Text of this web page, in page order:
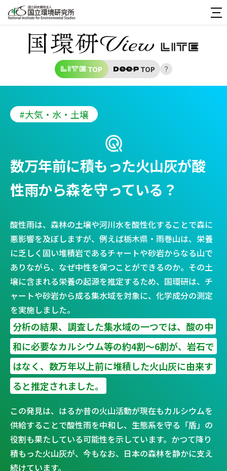
TOP TOP
#大気・水・土壌
数万年前に積もった火山灰が酸
性雨から森を守っている？
酸性雨は、森林の土壌や河川水を酸性化することで森に
悪影響を及ぼしますが、例えば栃木県・雨巻山は、栄養
に乏しく固い堆積岩であるチャートや砂岩からなる山で
ありながら、なぜ中性を保つことができるのか。その土
壌に含まれる栄養の起源を推定するため、国環研は、チ
ャートや砂岩から成る集水域を対象に、化学成分の測定
を実施しました。
分析の結果、調査した集水域の一つでは、酸の中
和に必要なカルシウム等の約4割〜6割が、岩石で
はなく、数万年以上前に堆積した火山灰に由来す
ると推定されました。
この発見は、はるか昔の火山活動が現在もカルシウムを
供給することで酸性雨を中和し、生態系を守る「盾」の
役割も果たしている可能性を示しています。かつて降り
積もった火山灰が、今もなお、日本の森林を静かに支え
続けています。